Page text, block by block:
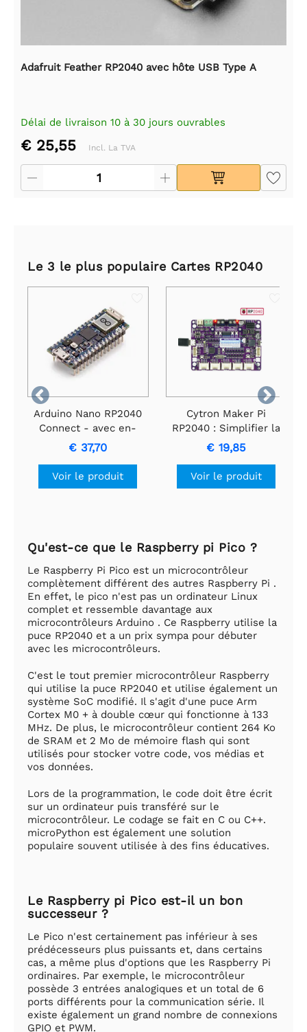
Adafruit Feather RP2040 avec hôte USB Type A
Délai de livraison 10 à 30 jours ouvrables
€ 25,55 Incl. La TVA
Le 3 le plus populaire Cartes RP2040


Arduino Nano RP2040
Connect - avec en-
têtes
€ 37,70
Voir le produit
Cytron Maker Pi
RP2040 : Simplifier la
robotique avec le
Raspberry Pi ®
RP2040
€ 19,85
Voir le produit
Qu'est-ce que le Raspberry pi Pico ?
Le Raspberry Pi Pico est un microcontrôleur
complètement différent des autres Raspberry Pi .
En effet, le pico n'est pas un ordinateur Linux
complet et ressemble davantage aux
microcontrôleurs Arduino . Ce Raspberry utilise la
puce RP2040 et a un prix sympa pour débuter
avec les microcontrôleurs.
C'est le tout premier microcontrôleur Raspberry
qui utilise la puce RP2040 et utilise également un
système SoC modifié. Il s'agit d'une puce Arm
Cortex M0 + à double cœur qui fonctionne à 133
MHz. De plus, le microcontrôleur contient 264 Ko
de SRAM et 2 Mo de mémoire flash qui sont
utilisés pour stocker votre code, vos médias et
vos données.
Lors de la programmation, le code doit être écrit
sur un ordinateur puis transféré sur le
microcontrôleur. Le codage se fait en C ou C++.
microPython est également une solution
populaire souvent utilisée à des fins éducatives.
Le Raspberry pi Pico est-il un bon
successeur ?
Le Pico n'est certainement pas inférieur à ses
prédécesseurs plus puissants et, dans certains
cas, a même plus d'options que les Raspberry Pi
ordinaires. Par exemple, le microcontrôleur
possède 3 entrées analogiques et un total de 6
ports différents pour la communication série. Il
existe également un grand nombre de connexions
GPIO et PWM.